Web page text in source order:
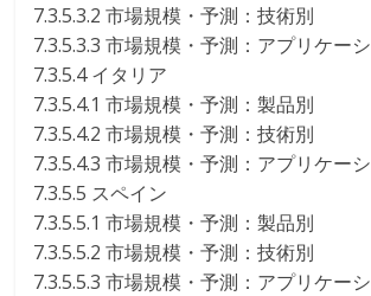
7.3.5.3.2 市場規模・予測：技術別
7.3.5.3.3 市場規模・予測：アプリケー
7.3.5.4 イタリア
7.3.5.4.1 市場規模・予測：製品別
7.3.5.4.2 市場規模・予測：技術別
7.3.5.4.3 市場規模・予測：アプリケー
7.3.5.5 スペイン
7.3.5.5.1 市場規模・予測：製品別
7.3.5.5.2 市場規模・予測：技術別
7.3.5.5.3 市場規模・予測：アプリケー